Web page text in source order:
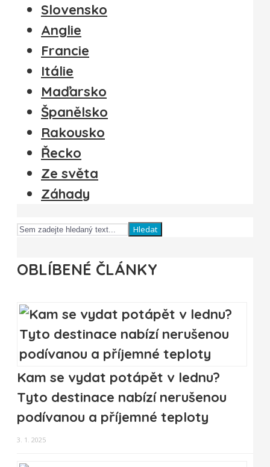
Slovensko
Anglie
Francie
Itálie
Maďarsko
Španělsko
Rakousko
Řecko
Ze světa
Záhady
Hledat
OBLÍBENÉ ČLÁNKY
Kam se vydat potápět v lednu?
Tyto destinace nabízí nerušenou
podívanou a příjemné teploty
3. 1. 2025